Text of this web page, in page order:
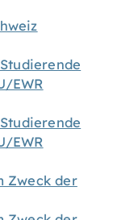
EWR
EWR
Zweck der